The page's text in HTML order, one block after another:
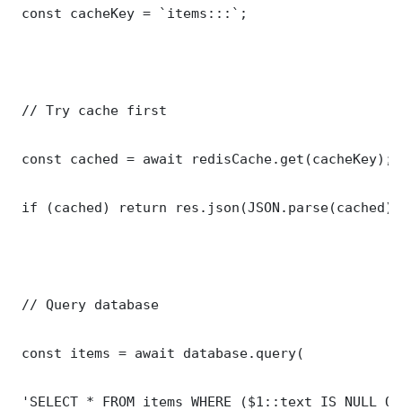
const cacheKey = `items:::`;
// Try cache first
const cached = await redisCache.get(cacheKey);
if (cached) return
// Query database
const items = await database.query(
'SELECT * FROM items WHERE ($1::text IS NULL